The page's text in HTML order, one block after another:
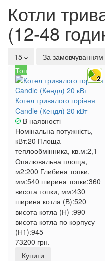
Котли
(12-48
15 За замовчуванням
2
Топ
Котел тривалого горіння
Candle (Кендл) 20 кВт
В наявності
Номінальна потужність,
кВт:20 Площа
теплообмінника, кв.м:2,1
Опалювальна площа,
м2:200 Глибина топки,
мм:540 ширина топки:360
висота топки, мм:430
ширина котла (В):520
висота котла (Н) :990
висота котла по корпусу
(Н1):945
73200 грн.
Купити